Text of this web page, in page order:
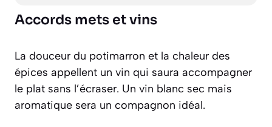
Accords mets et vins
La douceur du potimarron et la chaleur des
épices appellent un vin qui saura accompagner
le plat sans l’écraser. Un vin blanc sec mais
aromatique sera un compagnon idéal.